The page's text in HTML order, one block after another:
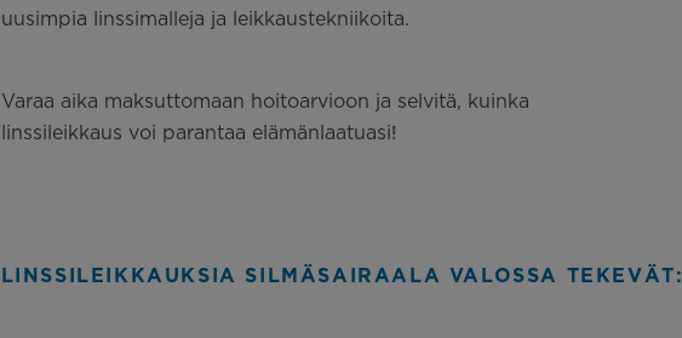
uusimpia linssimalleja ja leikkaustekniikoita.
Varaa aika maksuttomaan hoitoarvioon ja selvitä, kuinka
linssileikkaus voi parantaa elämänlaatuasi!
LINSSILEIKKAUKSIA SILMÄSAIRAALA VALOSSA TEKEVÄT: